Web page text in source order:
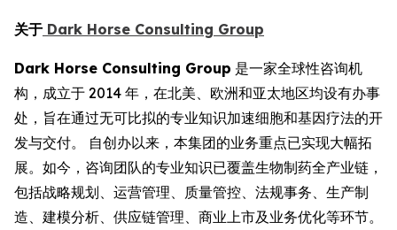
关于 Dark Horse Consulting Group
Dark Horse Consulting Group 是一家全球性咨询机
构，成立于 2014 年，在北美、欧洲和亚太地区均设有办事
处，旨在通过无可比拟的专业知识加速细胞和基因疗法的开
发与交付。 自创办以来，本集团的业务重点已实现大幅拓
展。如今，咨询团队的专业知识已覆盖生物制药全产业链，
包括战略规划、运营管理、质量管控、法规事务、生产制
造、建模分析、供应链管理、商业上市及业务优化等环节。